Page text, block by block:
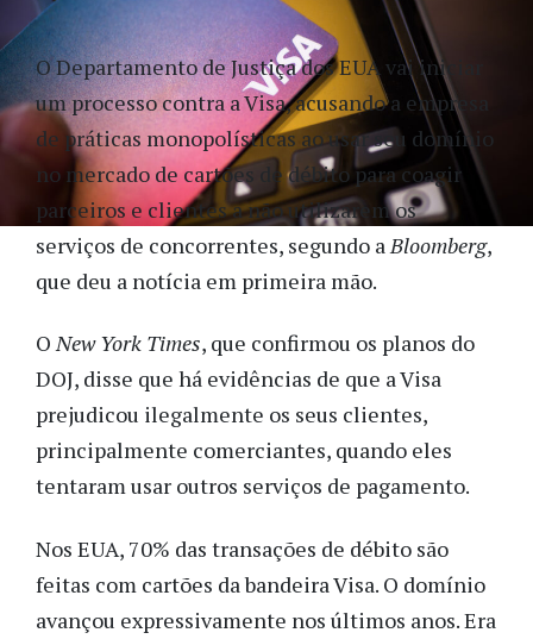
O Departamento de Justiça dos EUA vai iniciar
um processo contra a Visa, acusando a empresa
de práticas monopolísticas ao usar seu domínio
no mercado de cartões de débito para coagir
parceiros e clientes a não utilizarem os
serviços de concorrentes, segundo aBloomberg,
que deu a notícia em primeira mão.
ONew York Times, que confirmou os planos do
DOJ, disse que há evidências de que a Visa
prejudicou ilegalmente os seus clientes,
principalmente comerciantes, quando eles
tentaram usar outros serviços de pagamento.
Nos EUA, 70% das transações de débito são
feitas com cartões da bandeira Visa. O domínio
avançou expressivamente nos últimos anos. Era